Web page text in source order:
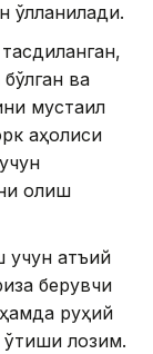
қўлланилади.
ва
мустақил
аҳолиси
олиш
қатъий
берувчи
руҳий
ўтиши лозим.